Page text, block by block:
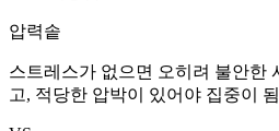
압력솥
스트레스가 없으면 오히려 불안한
고, 적당한 압박이 있어야 집중이